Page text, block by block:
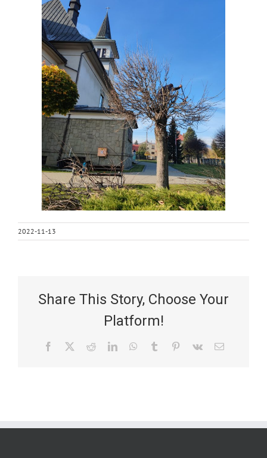
2022-11-13
Share This Story, Choose Your
Platform!
Facebook RedditLinkedInWhatsApp
Tumblr Pinterest
Vk Email